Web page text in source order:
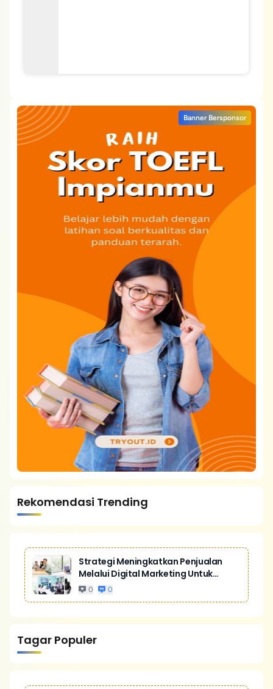
Banner Bersponsor
Rekomendasi Trending
Strategi Meningkatkan Penjualan
Melalui Digital Marketing Untuk
Bisnis Yang Lebih Kompetitif
0 0
Tagar Populer